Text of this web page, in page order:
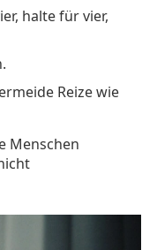
halte für vier,
Reize wie
Menschen